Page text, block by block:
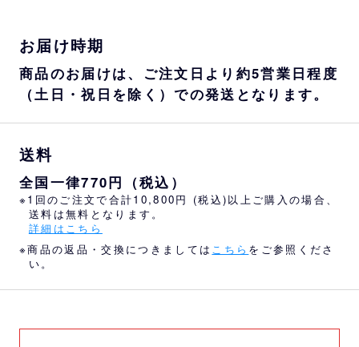
お届け時期
商品のお届けは、ご注文日より約5営業日程度
（土日・祝日を除く）での発送となります。
送料
全国一律770円（税込）
※1回のご注文で合計10,800円 (税込)以上ご購入の場合、
送料は無料となります。
詳細はこちら
※商品の返品・交換につきましては こちら をご参照くださ
い。